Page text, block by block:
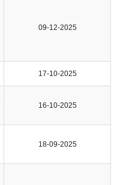
09-12-2025
17-10-2025
16-10-2025
18-09-2025